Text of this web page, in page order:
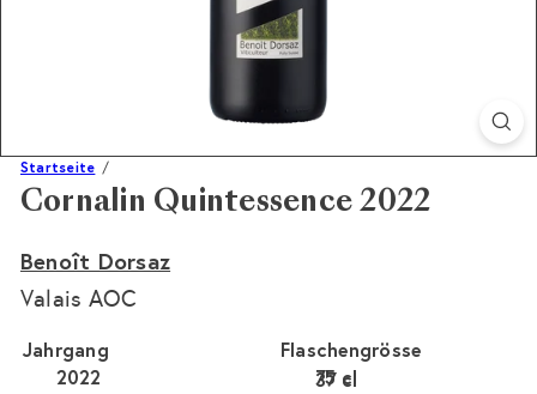
Startseite
Cornalin Quintessence 2022
Benoît Dorsaz
Valais AOC
Flaschengrösse
75 cl
37 cl
Jahrgang
2022